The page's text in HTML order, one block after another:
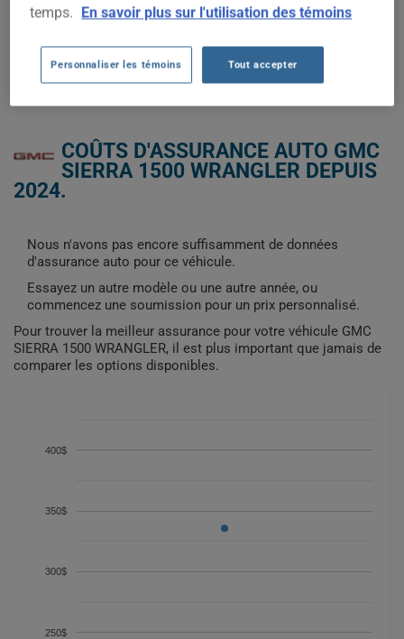
TOUTES LES ANNÉES
COÛTS D'ASSURANCE AUTO GMC
SIERRA 1500 WRANGLER DEPUIS
2024.
Nous n'avons pas encore suffisamment de données
d'assurance auto pour ce véhicule.
Essayez un autre modèle ou une autre année, ou
commencez une soumission pour un prix personnalisé.
Pour trouver la meilleur assurance pour votre véhicule GMC
SIERRA 1500 WRANGLER, il est plus important que jamais de
comparer les options disponibles.
250$
300$
350$
400$
temps. En savoir plus sur l'utilisation des témoins
Personnaliser les témoins Tout accepter